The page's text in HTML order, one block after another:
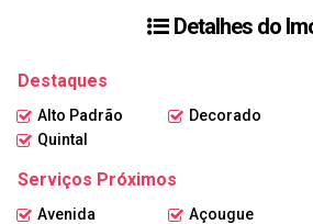
decorado oferece tudo o que você precisa
oportunidade única de adquirir um imóvel de
localização privilegiada. Agende sua visita
Detalhes do
Destaques
Alto Padrão Decorado
Quintal
Serviços Próximos
Avenida Açougue